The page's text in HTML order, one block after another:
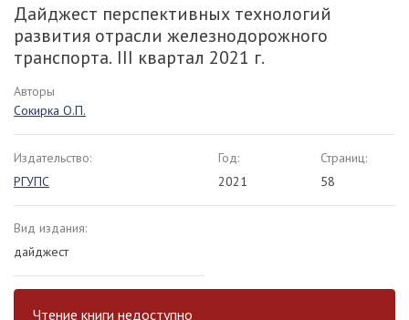
Дайджест перспективных технологий
развития отрасли железнодорожного
транспорта. III квартал 2021 г.
Авторы
Сокирка О.П.
Издательство:
РГУПС
Год:
2021
Страниц:
58
Вид издания:
дайджест
Чтение книги недоступно